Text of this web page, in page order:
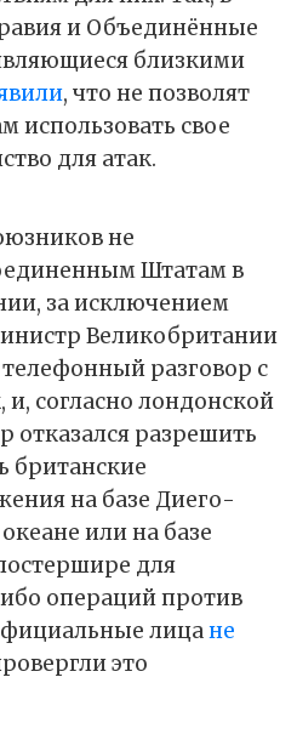
и Объединённые
близкими
, что не позволят
свое
для атак.
не
Штатам в
за исключением
Великобритании
разговор с
согласно лондонской
отказался разрешить
британские
на базе Диего-
или на базе
для
операций против
лицане
это